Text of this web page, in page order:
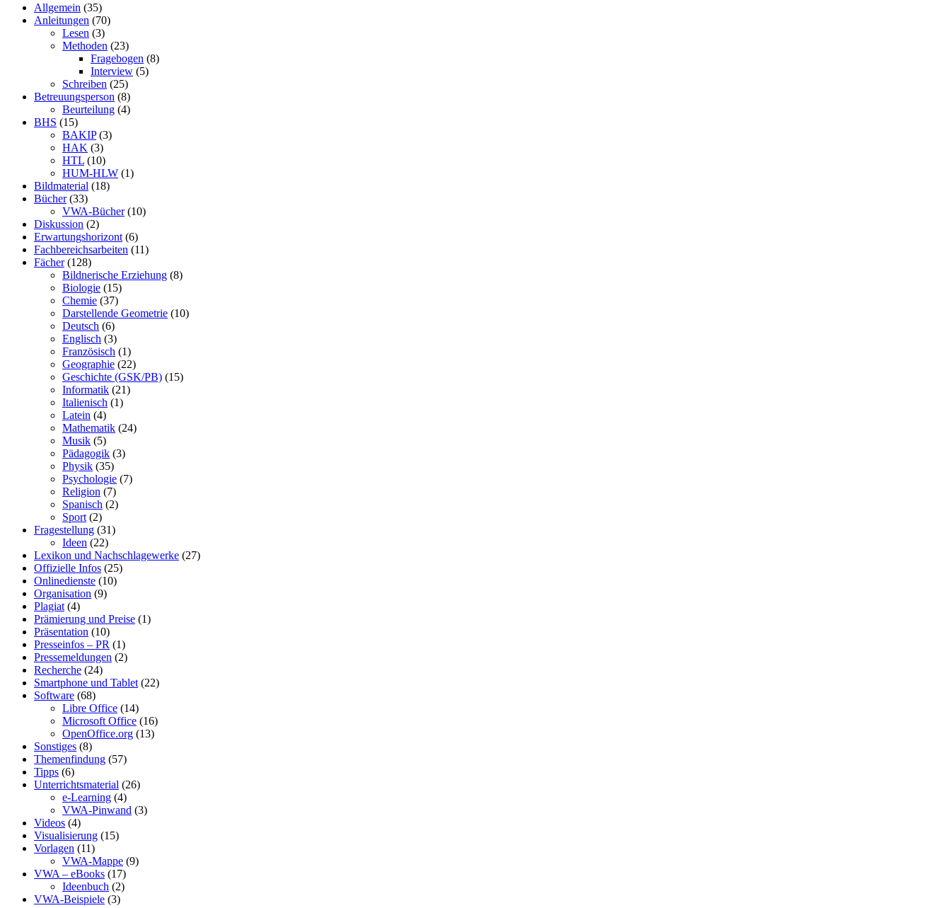
Allgemein (35)
Anleitungen (70)
Lesen (3)
Methoden (23)
Fragebogen (8)
Interview (5)
Schreiben (25)
Betreuungsperson (8)
Beurteilung (4)
BHS (15)
BAKIP(3)
HAK (3)
HTL (10)
HUM-HLW (1)
Bildmaterial (18)
Bücher(33)
VWA-Bücher(10)
Diskussion (2)
Erwartungshorizont (6)
Fachbereichsarbeiten (11)
Fächer(128)
Bildnerische Erziehung (8)
Biologie (15)
Chemie (37)
Darstellende Geometrie (10)
Deutsch (6)
Englisch (3)
Französisch (1)
Geographie (22)
Geschichte (GSK/PB) (15)
Informatik (21)
Italienisch (1)
Latein (4)
Mathematik (24)
Musik (5)
Pädagogik (3)
Physik (35)
Psychologie (7)
Religion (7)
Spanisch (2)
Sport (2)
Fragestellung (31)
Ideen (22)
Lexikon und Nachschlagewerke (27)
Offizielle Infos (25)
Onlinedienste (10)
Organisation (9)
Plagiat (4)
Prämierung und Preise (1)
Präsentation (10)
Presseinfos – PR (1)
Pressemeldungen (2)
Recherche (24)
Smartphone und Tablet (22)
Software (68)
Libre Office (14)
Microsoft Office (16)
OpenOffice.org (13)
Sonstiges (8)
Themenfindung (57)
Tipps (6)
Unterrichtsmaterial (26)
e-Learning (4)
VWA-Pinwand (3)
Videos (4)
Visualisierung (15)
Vorlagen (11)
VWA-Mappe (9)
VWA – eBooks (17)
Ideenbuch (2)
VWA-Beispiele (3)